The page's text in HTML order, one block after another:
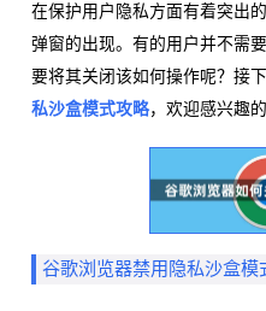
在保护用户隐私方面有着突出
弹窗的出现。有的用户并不需
要将其关闭该如何操作呢？接
私沙盒模式攻略，欢迎感兴趣
谷歌浏览器禁用隐私沙盒模